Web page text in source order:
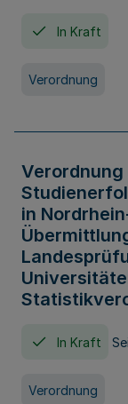
In Kraft
Verordnung
Verordnung
in
In Kraft
Verordnung